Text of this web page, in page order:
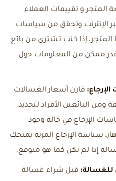
و تقييمات العملاء
الإنترنت وتحقق من سياسات
المتجر، إذا كنت تشتري من بائع
ممكن من المعلومات حول
قارن أسعار الغسالات
البائعين الأفراد لتحديد
الإرجاع في حالة وجود
سياسة الإرجاع المرنة تمنحك
إذا لم تكن كما هو متوقع.
للغسالة: قبل شراء غسالة